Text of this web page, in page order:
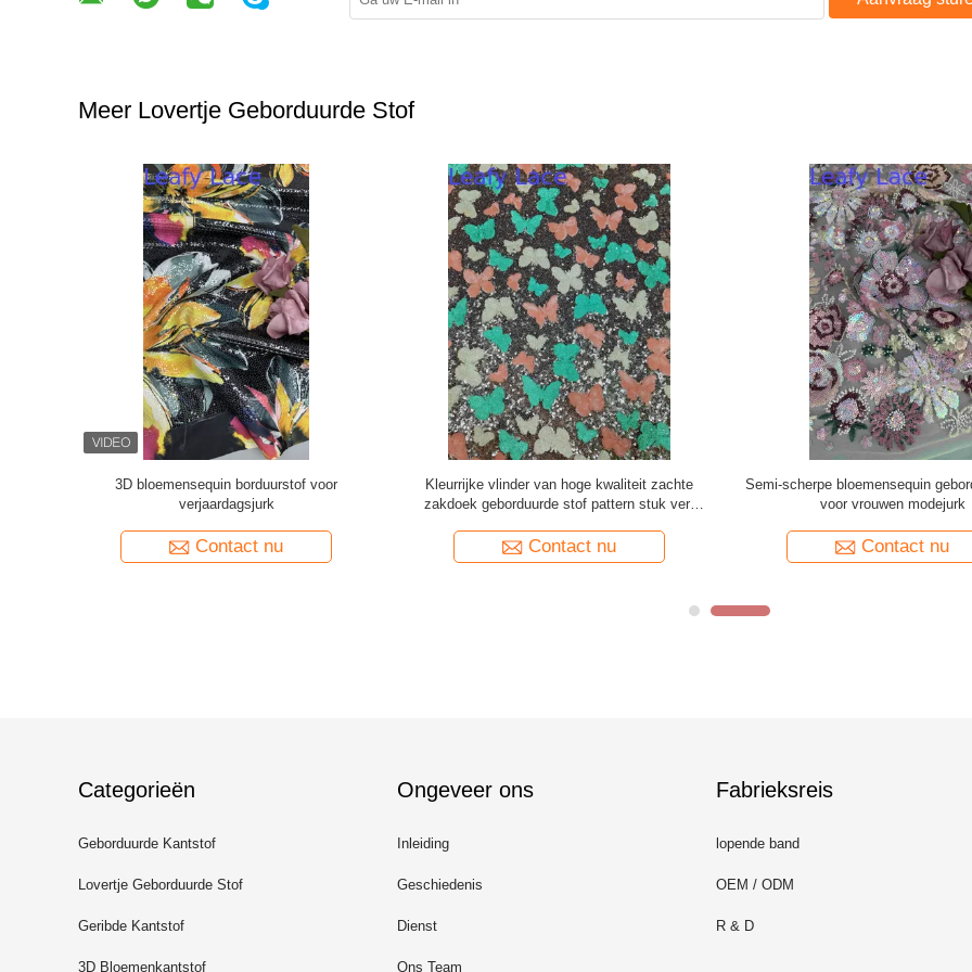
Meer Lovertje Geborduurde Stof
High-end bruidsdoek kant stof 3D bloemen
voor trouwjurken zachte bruids kant stof voor
Contact nu
OEM Kantstof Fabrikant voor Modedesigners
Pailletten Geborduurde Kantstof Elegante
Contact nu
Ontwikkeling van kantstoffen op
modecollecties
Contact nu
Categorieën
Geborduurde Kantstof
Lovertje Geborduurde Stof
Geribde Kantstof
3D Bloemenkantstof
Ongeveer ons
Inleiding
Geschiedenis
Dienst
Ons Team
Fabrieksreis
lopende band
OEM / ODM
R & D